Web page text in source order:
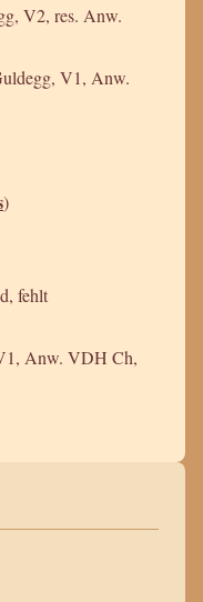
V2, res. Anw.
V1, Anw.
)
fehlt
Anw. VDH Ch,